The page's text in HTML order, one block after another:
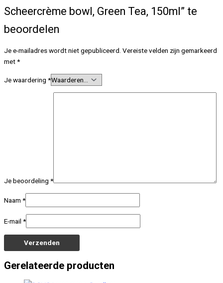
Scheercrème bowl, Green Tea, 150ml” te
beoordelen
Je e-mailadres wordt niet gepubliceerd. Vereiste velden zijn gemarkeerd
met*
Je waardering *
Je beoordeling *
Naam *
E-mail *
Gerelateerde producten